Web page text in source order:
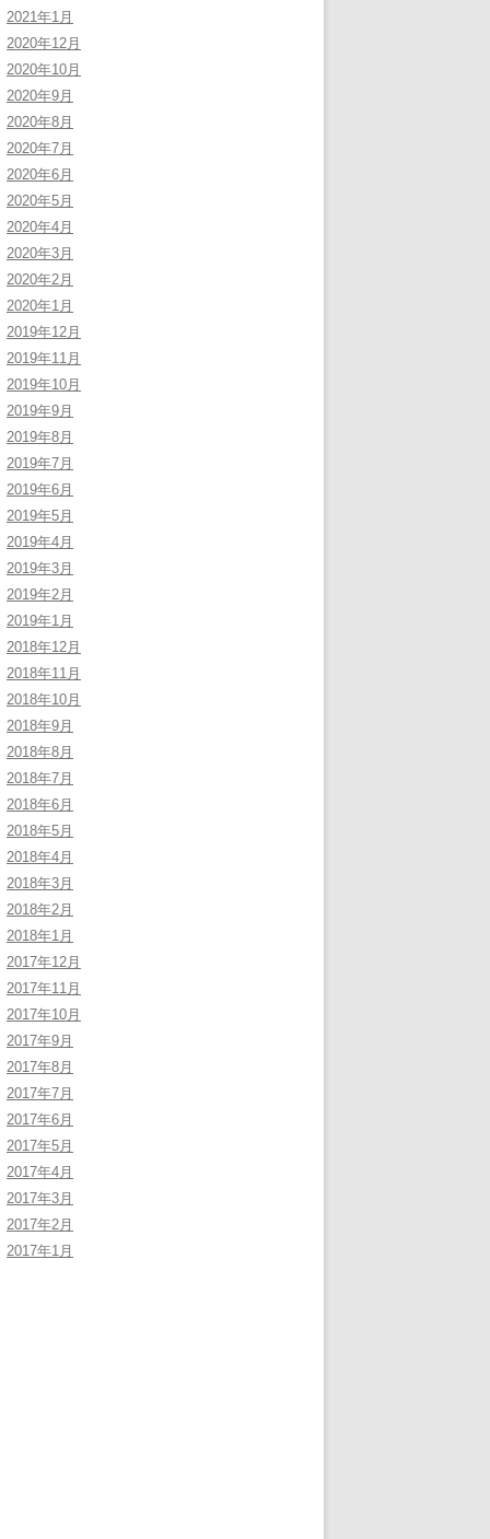
2021年1月
2020年12月
2020年10月
2020年9月
2020年8月
2020年7月
2020年6月
2020年5月
2020年4月
2020年3月
2020年2月
2020年1月
2019年12月
2019年11月
2019年10月
2019年9月
2019年8月
2019年7月
2019年6月
2019年5月
2019年4月
2019年3月
2019年2月
2019年1月
2018年12月
2018年11月
2018年10月
2018年9月
2018年8月
2018年7月
2018年6月
2018年5月
2018年4月
2018年3月
2018年2月
2018年1月
2017年12月
2017年11月
2017年10月
2017年9月
2017年8月
2017年7月
2017年6月
2017年5月
2017年4月
2017年3月
2017年2月
2017年1月